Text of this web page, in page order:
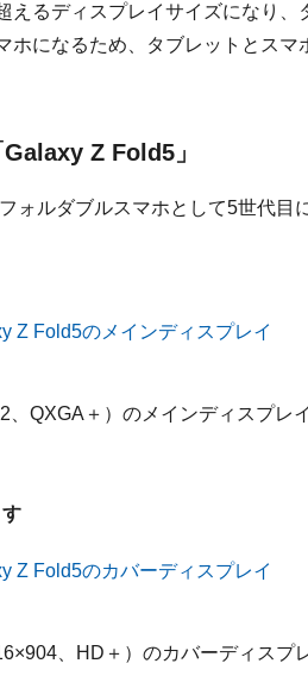
えるディスプレイサイズになり、
ホになるため、タブレットとスマ
Z Fold5」
ォルダブルスマホとして5世代目
QXGA＋）のメインディスプレ
、HD＋）のカバーディスプ